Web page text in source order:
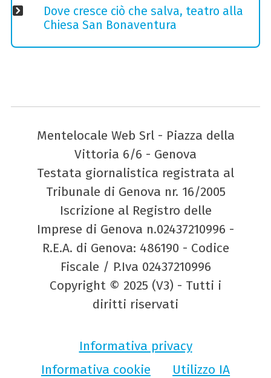
Dove cresce ciò che salva, teatro alla
Chiesa San Bonaventura
Mentelocale Web Srl - Piazza della
Vittoria 6/6 - Genova
Testata giornalistica registrata al
Tribunale di Genova nr. 16/2005
Iscrizione al Registro delle
Imprese di Genova n.02437210996 -
R.E.A. di Genova: 486190 - Codice
Fiscale / P.Iva 02437210996
Copyright © 2025 (V3) - Tutti i
diritti riservati
Informativa privacy
Informativa cookie
Utilizzo IA